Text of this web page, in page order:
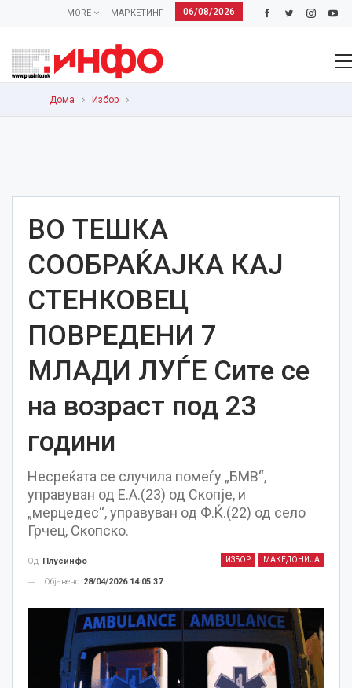
06/08/2026
МАРКЕТИНГ
MORE
Дома Избор
ВО ТЕШКА
СООБРАЌАЈКА КАЈ
СТЕНКОВЕЦ
ПОВРЕДЕНИ 7
МЛАДИ ЛУЃЕ Сите се
на возраст под 23
години
Несреќата се случила помеѓу „БМВ“,
управуван од Е.А.(23) од Скопје, и
„мерцедес“, управуван од Ф.Ќ.(22) од село
Грчец, Скопско.
ИЗБОР МАКЕДОНИЈА
Од Плусинфо
Објавено 28/04/2026 14:05:37